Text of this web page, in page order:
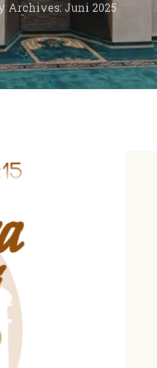
Archives: Juni 2025